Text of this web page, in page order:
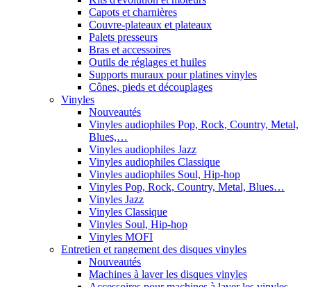
Capots et charnières
Couvre-plateaux et plateaux
Palets presseurs
Bras et accessoires
Outils de réglages et huiles
Supports muraux pour platines vinyles
Cônes, pieds et découplages
Vinyles
Nouveautés
Vinyles audiophiles Pop, Rock, Country, Metal,
Blues,…
Vinyles audiophiles Jazz
Vinyles audiophiles Classique
Vinyles audiophiles Soul, Hip-hop
Vinyles Pop, Rock, Country, Metal, Blues…
Vinyles Jazz
Vinyles Classique
Vinyles Soul, Hip-hop
Vinyles MOFI
Entretien et rangement des disques vinyles
Nouveautés
Machines à laver les disques vinyles